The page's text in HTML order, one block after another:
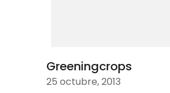
Greeningcrops
25 octubre, 2013